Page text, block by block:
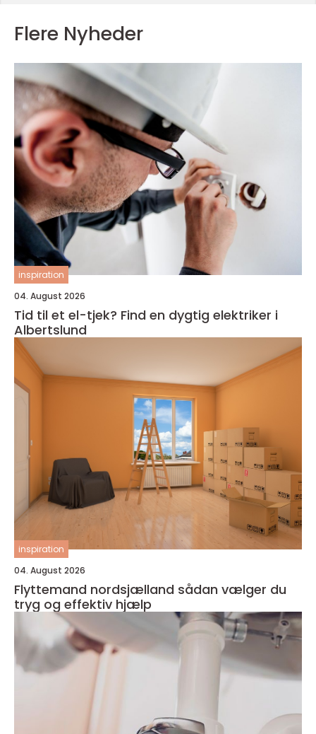
Flere Nyheder
inspiration
04. August 2026
Tid til et el-tjek? Find en dygtig elektriker i
Albertslund
inspiration
04. August 2026
Flyttemand nordsjælland sådan vælger du
tryg og effektiv hjælp